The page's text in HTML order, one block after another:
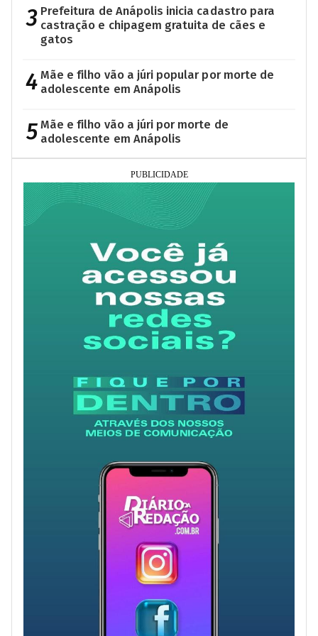
3 Prefeitura de Anápolis inicia cadastro para
castração e chipagem gratuita de cães e
gatos
4 Mãe e filho vão a júri popular por morte de
adolescente em Anápolis
5 Mãe e filho vão a júri por morte de
adolescente em Anápolis